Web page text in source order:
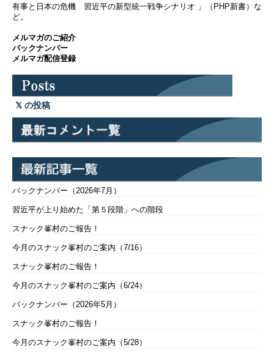
有事と日本の危機 習近平の新型統一戦争シナリオ 」（PHP新書）な
ど。
メルマガのご紹介
バックナンバー
メルマガ配信登録
の投稿
バックナンバー（2026年7月）
習近平が上り始めた「第５段階」への階段
スナック峯村のご報告！
今月のスナック峯村のご案内（7/16）
スナック峯村のご報告！
今月のスナック峯村のご案内（6/24）
バックナンバー（2026年5月）
スナック峯村のご報告！
今月のスナック峯村のご案内（5/28）